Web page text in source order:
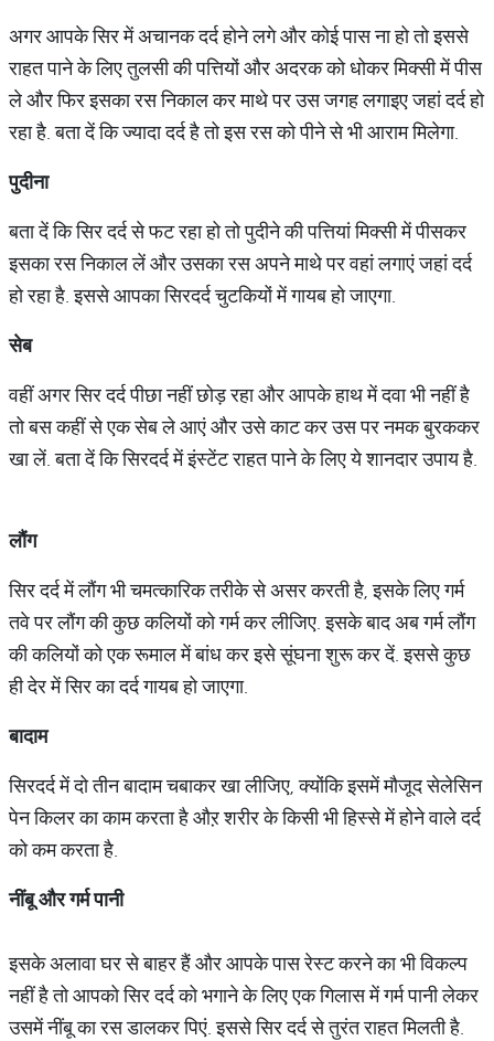
अगर आपके सिर में अचानक दर्द होने लगे और कोई पास ना हो तो इससे
राहत पाने के लिए तुलसी की पत्तियों और अदरक को धोकर मिक्सी में पीस
ले और फिर इसका रस निकाल कर माथे पर उस जगह लगाइए जहां दर्द हो
रहा है. बता दें कि ज्यादा दर्द है तो इस रस को पीने से भी आराम मिलेगा.
पुदीना
बता दें कि सिर दर्द से फट रहा हो तो पुदीने की पत्तियां मिक्सी में पीसकर
इसका रस निकाल लें और उसका रस अपने माथे पर वहां लगाएं जहां दर्द
हो रहा है. इससे आपका सिरदर्द चुटकियों में गायब हो जाएगा.
सेब
वहीं अगर सिर दर्द पीछा नहीं छोड़ रहा और आपके हाथ में दवा भी नहीं है
तो बस कहीं से एक सेब ले आएं और उसे काट कर उस पर नमक बुरककर
खा लें. बता दें कि सिरदर्द में इंस्टेंट राहत पाने के लिए ये शानदार उपाय है.
लौंग
सिर दर्द में लौंग भी चमत्कारिक तरीके से असर करती है, इसके लिए गर्म
तवे पर लौंग की कुछ कलियों को गर्म कर लीजिए. इसके बाद अब गर्म लौंग
की कलियों को एक रूमाल में बांध कर इसे सूंघना शुरू कर दें. इससे कुछ
ही देर में सिर का दर्द गायब हो जाएगा.
बादाम
सिरदर्द में दो तीन बादाम चबाकर खा लीजिए, क्योंकि इसमें मौजूद सेलेसिन
पेन किलर का काम करता है औऱ शरीर के किसी भी हिस्से में होने वाले दर्द
को कम करता है.
नींबूऔरगर्मपानी
इसके अलावा घर से बाहर हैं और आपके पास रेस्ट करने का भी विकल्प
नहीं है तो आपको सिर दर्द को भगाने के लिए एक गिलास में गर्म पानी लेकर
उसमें नींबू का रस डालकर पिएं. इससे सिर दर्द से तुरंत राहत मिलती है.